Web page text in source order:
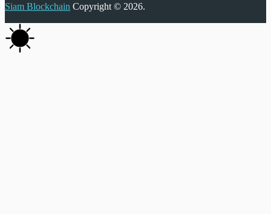
Siam Blockchain Copyright © 2026.